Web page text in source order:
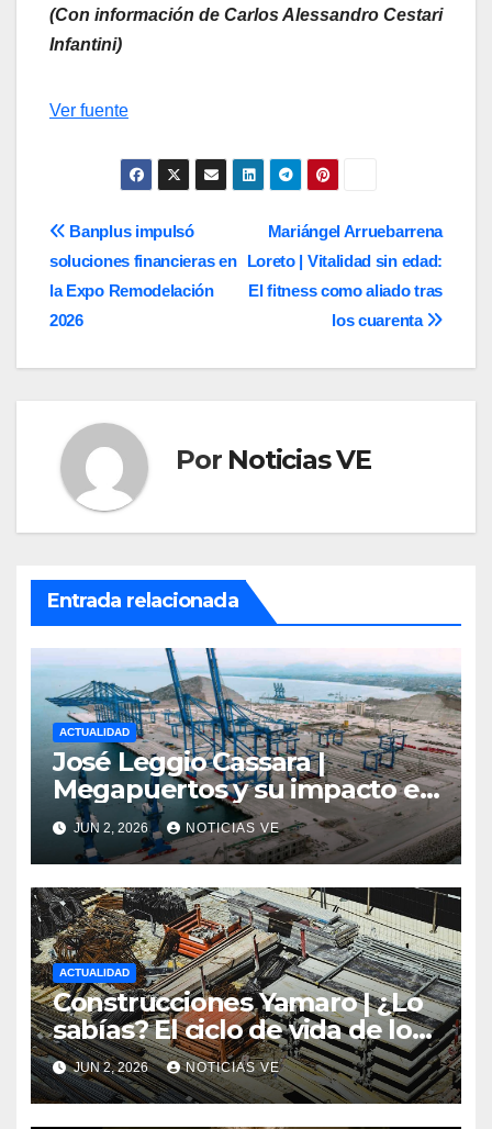
(Con información de Carlos Alessandro Cestari
Infantini)
Navegación
entradas
Ver fuente
Navegación
de
entradas
Mariángel Arruebarrena
Loreto | Vitalidad sin edad:
El fitness como aliado tras
los cuarenta
Banplus impulsó
soluciones financieras en
la Expo Remodelación
2026
Por Noticias VE
Entrada relacionada
ACTUALIDAD
José Leggio Cassara |
Megapuertos y su impacto en
el turismo y el comercio
global
JUN 2, 2026 NOTICIAS VE
ACTUALIDAD
Construcciones Yamaro | ¿Lo
sabías? El ciclo de vida de los
materiales de construcción
revoluciona eficiencia en
proyectos modernos
JUN 2, 2026 NOTICIAS VE